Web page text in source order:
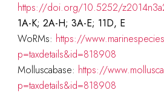
https://doi.org/10.5252/
1A-K; 2A-H; 3A-E; 11D, E
WoRMs: https://
p=taxdetails&id=818908
Molluscabase: https://
p=taxdetails&id=818908